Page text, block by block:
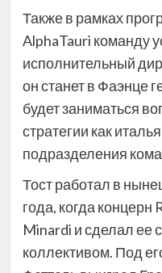
Также в рамках
AlphaTauri команду
исполнительный
он станет в Фаэнце
будет заниматься
стратегии как
подразделения
Тост работал в
года, когда
Minardi и сделал ее
коллективом. Под